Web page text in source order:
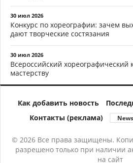
30 июл 2026
Конкурс по хореографии: зачем
дают творческие состязания
30 июл 2026
Всероссийский хореографический
мастерству
Как добавить новость
Контакты (реклама)
© 2026 Все права защищены.
разрешено только при наличии
на сайт